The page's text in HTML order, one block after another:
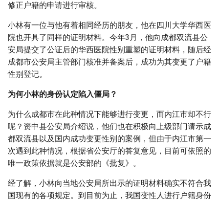
修正户籍的申请进行审核。
小林有一位与他有着相同经历的朋友，他在四川大学华西医
院也开具了同样的证明材料。今年3月，他向成都双流县公
安局提交了公证后的华西医院性别重塑的证明材料，随后经
成都市公安局主管部门核准并备案后，成功为其变更了户籍
性别登记。
为何小林的身份认定陷入僵局？
为什么成都市在此种情况下能够进行变更，而内江市却不行
呢？资中县公安局介绍说，他们也在积极向上级部门请示成
都双流县以及国内成功变更性别的案例，但由于内江市第一
次遇到此种情况，根据省公安厅的答复意见，目前可依照的
唯一政策依据就是公安部的《批复》。
经了解，小林向当地公安局所出示的证明材料确实不符合我
国现有的各项规定。到目前为止，我国变性人进行户籍身份